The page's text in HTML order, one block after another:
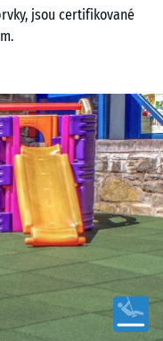
jsou certifikované